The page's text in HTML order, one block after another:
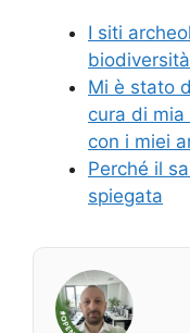
I siti
Mi è stato
cura di
con i miei
Perché il
spiegata